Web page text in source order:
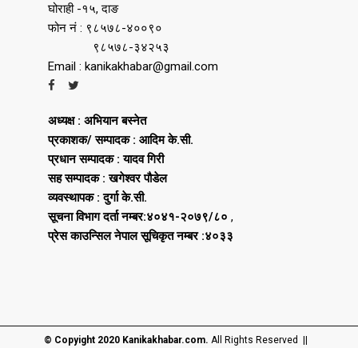
घोराही -१५, दाङ
फोन नं : ९८५७८-४००९०
९८५७८-३४२५३
Email : kanikakhabar@gmail.com
अध्यक्ष : अभियान बस्नेत
प्रकाशक/ सम्पादक : आदिम के.सी.
प्रधान सम्पादक : यादव गिरी
सह सम्पादक : खगेश्वर पौडेल
व्यवस्थापक : दुर्गा के.सी.
सूचना विभाग दर्ता नम्बर:४०४१-२०७९/८० ,
प्रेस काउन्सिल नेपाल सूचिकृत नम्बर :४०३३
© Copyight 2020 Kanikakhabar.com. All Rights Reserved ||